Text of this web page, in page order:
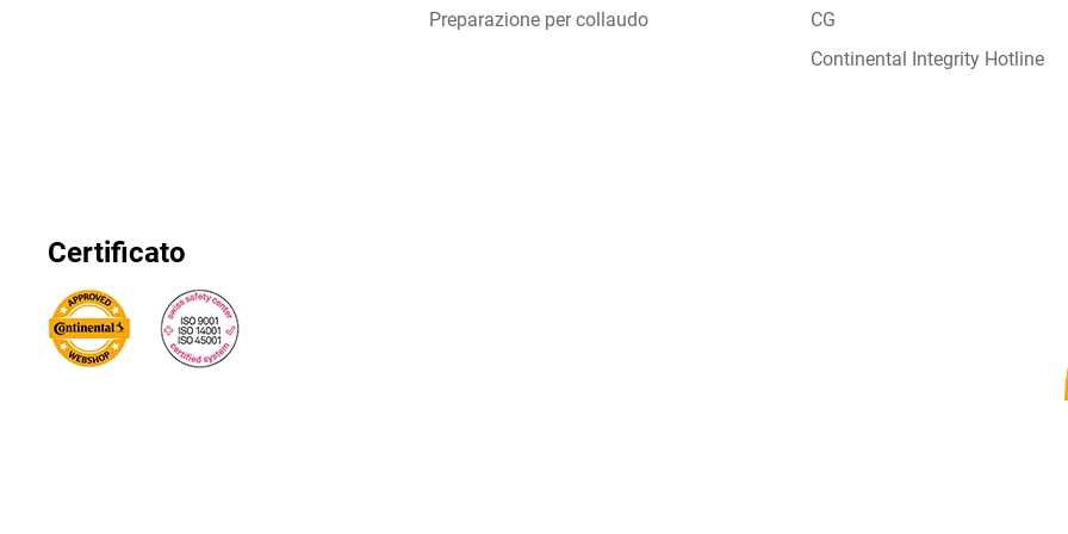
Preparazione per collaudo
CG
Continental Integrity Hotline
Certificato